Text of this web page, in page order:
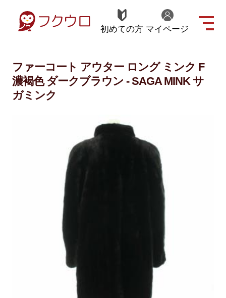
初めての方 マイページ
ファーコート アウター ロング ミンク F
濃褐色 ダークブラウン - SAGA MINK サ
ガミンク